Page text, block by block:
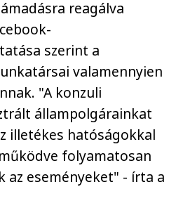
reagálva
szerint a
valamennyien
"A konzuli
állampolgárainkat
illetékes hatóságokkal
folyamatosan
az eseményeket" - írta a